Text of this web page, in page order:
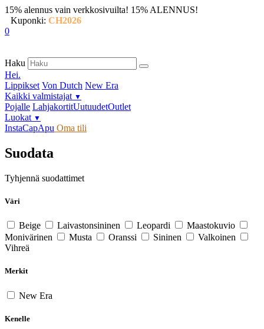
15% alennus vain verkkosivuilta! 15% ALENNUS!
Kuponki: CH2026
0
Haku
Hei.
Lippikset Von Dutch New Era
Kaikki valmistajat ▼
Pojalle LahjakortitUutuudetOutlet
Luokat ▼
InstaCapApu Oma tili
Suodata
Tyhjennä suodattimet
Väri
Beige Laivastonsininen Leopardi
Maastokuvio
Monivärinen
Musta Oranssi Sininen
Valkoinen
Vihreä
Merkit
New Era
Kenelle